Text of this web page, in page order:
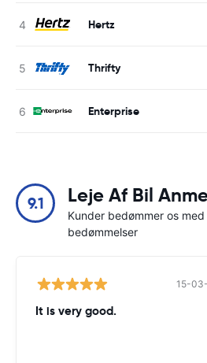
Hertz
Thrifty
Enterprise
9.1 Leje Af Bil
Kunder bedømmer os
bedømmelser
15-
It is very good.